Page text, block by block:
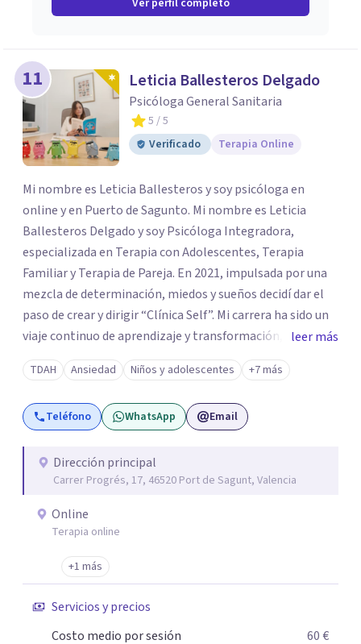
Ver perfil completo
11 Leticia Ballesteros Delgado
Psicóloga General Sanitaria
5 / 5
Verificado
Terapia Online
Mi nombre es Leticia Ballesteros y soy psicóloga en
online y en Puerto de Sagunto. Mi nombre es Leticia
Ballesteros Delgado y soy Psicóloga Integradora,
especializada en Terapia con Adolescentes, Terapia
Familiar y Terapia de Pareja. En 2021, impulsada por una
mezcla de determinación, miedos y sueños decidí dar el
paso de crear y dirigir “Clínica Self”. Mi carrera ha sido un
viaje continuo de aprendizaje y transformación,
moldeado por másters, especializaciones y experiencias
que han reafirmado mi verdadera vocación: acompañar a
familias y adolescentes en sus momentos más cruciales,
guiándolos hacia relaciones más saludables y un
leer más
TDAH Ansiedad Niños y adolescentes +7 más
Teléfono WhatsApp Email
Dirección principal
Carrer Progrés, 17, 46520 Port de Sagunt, Valencia
Online
Terapia online
+1 más
Servicios y precios
Costo medio por sesión
60 €